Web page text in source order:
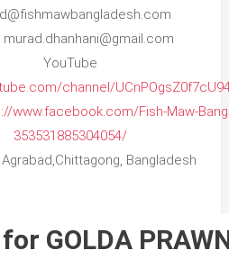
murad.dhanhani@gmail.com
YouTube
channel/
www.facebook.com/Fish-Maw-
353531885304054/
Bangladesh
for GOLDA